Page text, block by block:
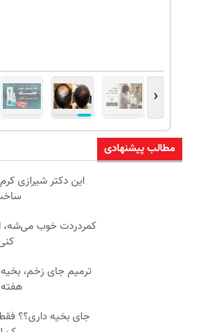
‹
مطالب پیشنهادی
این دکتر شیرازی
کمردردت خوب می‌شه،